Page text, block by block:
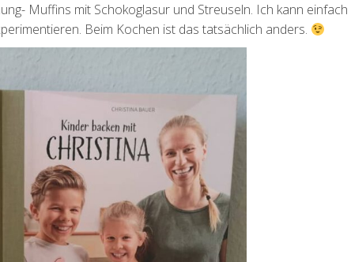
Muffins mit Schokoglasur und Streuseln. Ich kann einfach
Beim Kochen ist das tatsächlich anders.